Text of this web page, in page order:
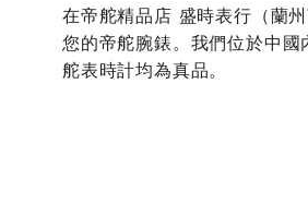
在‭帝舵精品店 盛時表行（蘭
您的帝舵腕錶。我們位於中
舵表時計均為真品。